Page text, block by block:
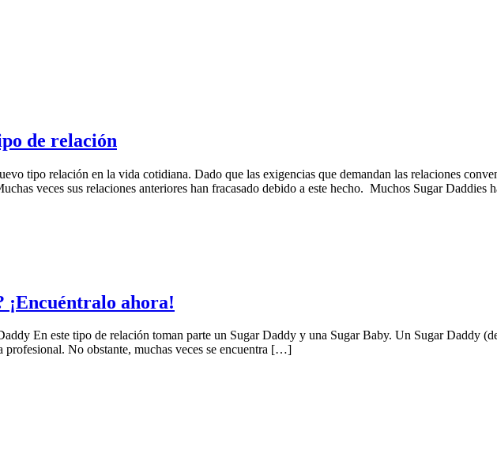
de relación
tipo relación en la vida cotidiana. Dado que las exigencias que demandan las relaciones
veces sus relaciones anteriores han fracasado debido a este hecho. Muchos Sugar
¡Encuéntralo ahora!
En este tipo de relación toman parte un Sugar Daddy y una Sugar Baby. Un Sugar Daddy
profesional. No obstante, muchas veces se encuentra […]